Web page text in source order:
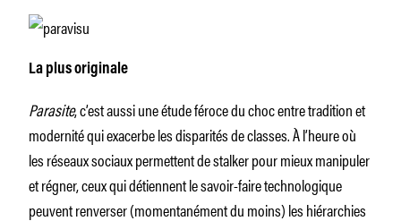
La plus originale
Parasite, c’est aussi une étude féroce du choc entre tradition et
modernité qui exacerbe les disparités de classes. À l’heure où
les réseaux sociaux permettent de stalker pour mieux manipuler
et régner, ceux qui détiennent le savoir-faire technologique
peuvent renverser (momentanément du moins) les hiérarchies